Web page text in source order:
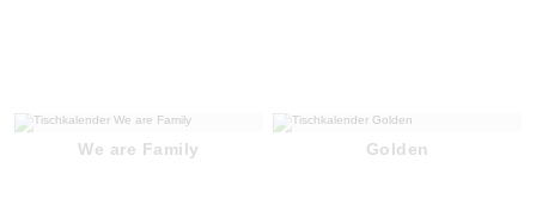
We are Family Golden